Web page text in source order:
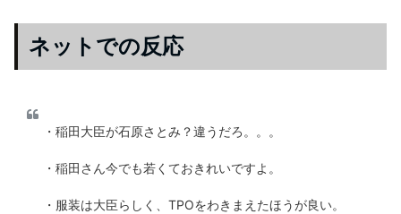
ネットでの反応
・稲田大臣が石原さとみ？違うだろ。。。
・稲田さん今でも若くておきれいですよ。
・服装は大臣らしく、TPOをわきまえたほうが良い。